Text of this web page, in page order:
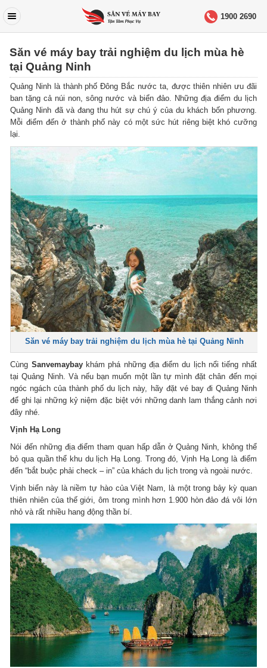
1900 2690
Săn vé máy bay trải nghiệm du lịch mùa hè
tại Quảng Ninh
Quảng Ninh là thành phố Đông Bắc nước ta, được thiên nhiên ưu đãi
ban tặng cả núi non, sông nước và biển đảo. Những địa điểm du lịch
Quảng Ninh đã và đang thu hút sự chú ý của du khách bốn phương.
Mỗi điểm đến ở thành phố này có một sức hút riêng biệt khó cưỡng
lại.
Săn vé máy bay trải nghiệm du lịch mùa hè tại Quảng Ninh
Cùng Sanvemaybaykhám phá những địa điểm du lịch nổi tiếng nhất
tại Quảng Ninh. Và nếu bạn muốn một lần tự mình đặt chân đến mọi
ngóc ngách của thành phố du lịch này, hãy đặt vé bay đi Quảng Ninh
để ghi lại những kỷ niệm đặc biệt với những danh lam thắng cảnh nơi
đây nhé.
Vịnh Hạ Long
Nói đến những địa điểm tham quan hấp dẫn ở Quảng Ninh, không thể
bỏ qua quần thể khu du lịch Hạ Long. Trong đó, Vịnh Hạ Long là điểm
đến “bắt buộc phải check – in” của khách du lịch trong và ngoài nước.
Vịnh biển này là niềm tự hào của Việt Nam, là một trong bảy kỳ quan
thiên nhiên của thế giới, ôm trong mình hơn 1.900 hòn đảo đá vôi lớn
nhỏ và rất nhiều hang động thần bí.